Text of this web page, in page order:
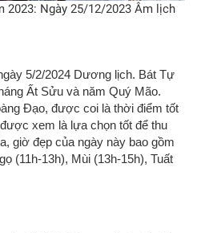
2023: Ngày 25/12/2023 Âm lịch
5/2/2024 Dương lịch. Bát Tự
Ất Sửu và năm Quý Mão.
Đạo, được coi là thời điểm tốt
xem là lựa chọn tốt để thu
giờ đẹp của ngày này bao gồm
(11h-13h), Mùi (13h-15h), Tuất